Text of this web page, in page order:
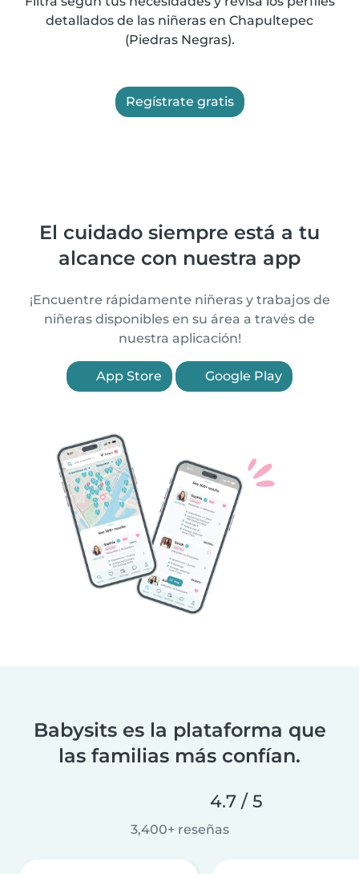
detallados de las niñeras en Chapultepec
(Piedras Negras).
Regístrate gratis
El cuidado siempre está a tu
alcance con nuestra app
¡Encuentre rápidamente niñeras y trabajos de
niñeras disponibles en su área a través de
nuestra aplicación!
App Store Google Play
Babysits es la plataforma que
las familias más confían.
4.7 / 5
3,400+ reseñas